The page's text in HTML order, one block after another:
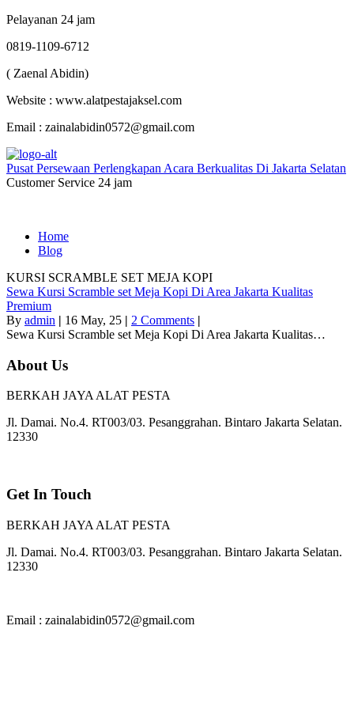
Pelayanan 24 jam
0819-1109-6712
( Zaenal Abidin)
Website : www.alatpestajaksel.com
Email : zainalabidin0572@gmail.com
Pusat Persewaan Perlengkapan Acara Berkualitas Di Jakarta Selatan
Customer Service 24 jam
Home
Blog
KURSI SCRAMBLE SET MEJA KOPI
Sewa Kursi Scramble set Meja Kopi Di Area Jakarta Kualitas
Premium
By admin | 16 May, 25 | 2 Comments |
Sewa Kursi Scramble set Meja Kopi Di Area Jakarta Kualitas…
About Us
BERKAH JAYA ALAT PESTA
Jl. Damai. No.4. RT003/03. Pesanggrahan. Bintaro Jakarta Selatan.
12330
Get In Touch
BERKAH JAYA ALAT PESTA
Jl. Damai. No.4. RT003/03. Pesanggrahan. Bintaro Jakarta Selatan.
12330
Email : zainalabidin0572@gmail.com